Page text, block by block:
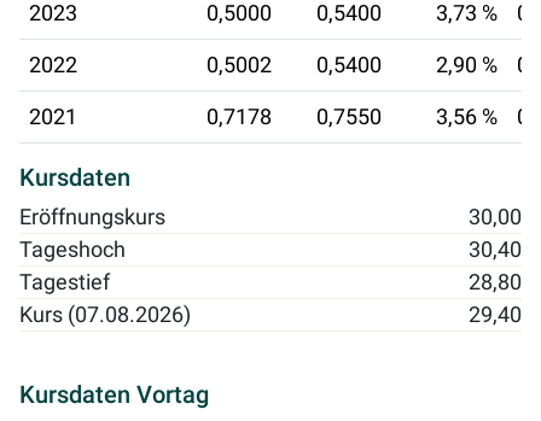
2023 0,5000 0,5400 3,73 %
2022 0,5002 0,5400 2,90 %
2021 0,7178 0,7550 3,56 %
Kursdaten
Eröffnungskurs
30,00
Tageshoch
30,40
Tagestief
28,80
Kurs (07.08.2026)
29,40
Kursdaten Vortag